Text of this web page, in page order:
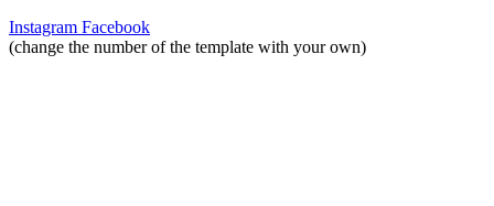
Instagram Facebook
(change the number of the template with your own)